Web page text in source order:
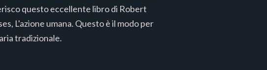
questo eccellente libro di Robert
L'azione umana. Questo è il modo per
tradizionale.